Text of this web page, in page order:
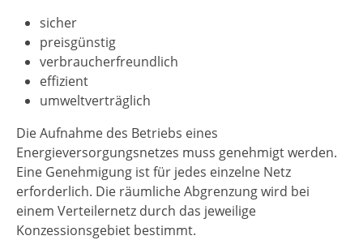
sicher
preisgünstig
verbraucherfreundlich
effizient
umweltverträglich
Die Aufnahme des Betriebs eines
Energieversorgungsnetzes muss genehmigt werden.
Eine Genehmigung ist für jedes einzelne Netz
erforderlich. Die räumliche Abgrenzung wird bei
einem Verteilernetz durch das jeweilige
Konzessionsgebiet bestimmt.